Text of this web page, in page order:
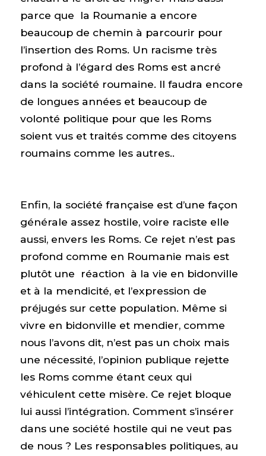
parce que la Roumanie a encore
beaucoup de chemin à parcourir pour
l’insertion des Roms. Un racisme très
profond à l’égard des Roms est ancré
dans la société roumaine. Il faudra encore
de longues années et beaucoup de
volonté politique pour que les Roms
soient vus et traités comme des citoyens
roumains comme les autres..
Enfin, la société française est d’une façon
générale assez hostile, voire raciste elle
aussi, envers les Roms. Ce rejet n’est pas
profond comme en Roumanie mais est
plutôt une réaction à la vie en bidonville
et à la mendicité, et l’expression de
préjugés sur cette population. Même si
vivre en bidonville et mendier, comme
nous l’avons dit, n’est pas un choix mais
une nécessité, l’opinion publique rejette
les Roms comme étant ceux qui
véhiculent cette misère. Ce rejet bloque
lui aussi l’intégration. Comment s’insérer
dans une société hostile qui ne veut pas
de nous ? Les responsables politiques, au